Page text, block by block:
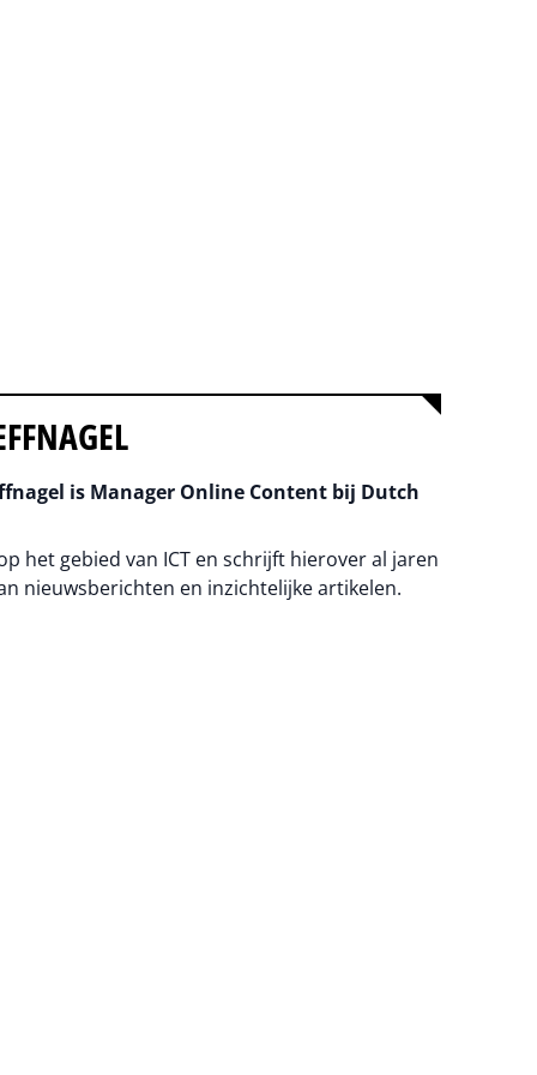
is Manager Online Content bij Dutch
het gebied van ICT en schrijft hierover al jaren
nieuwsberichten en inzichtelijke artikelen.